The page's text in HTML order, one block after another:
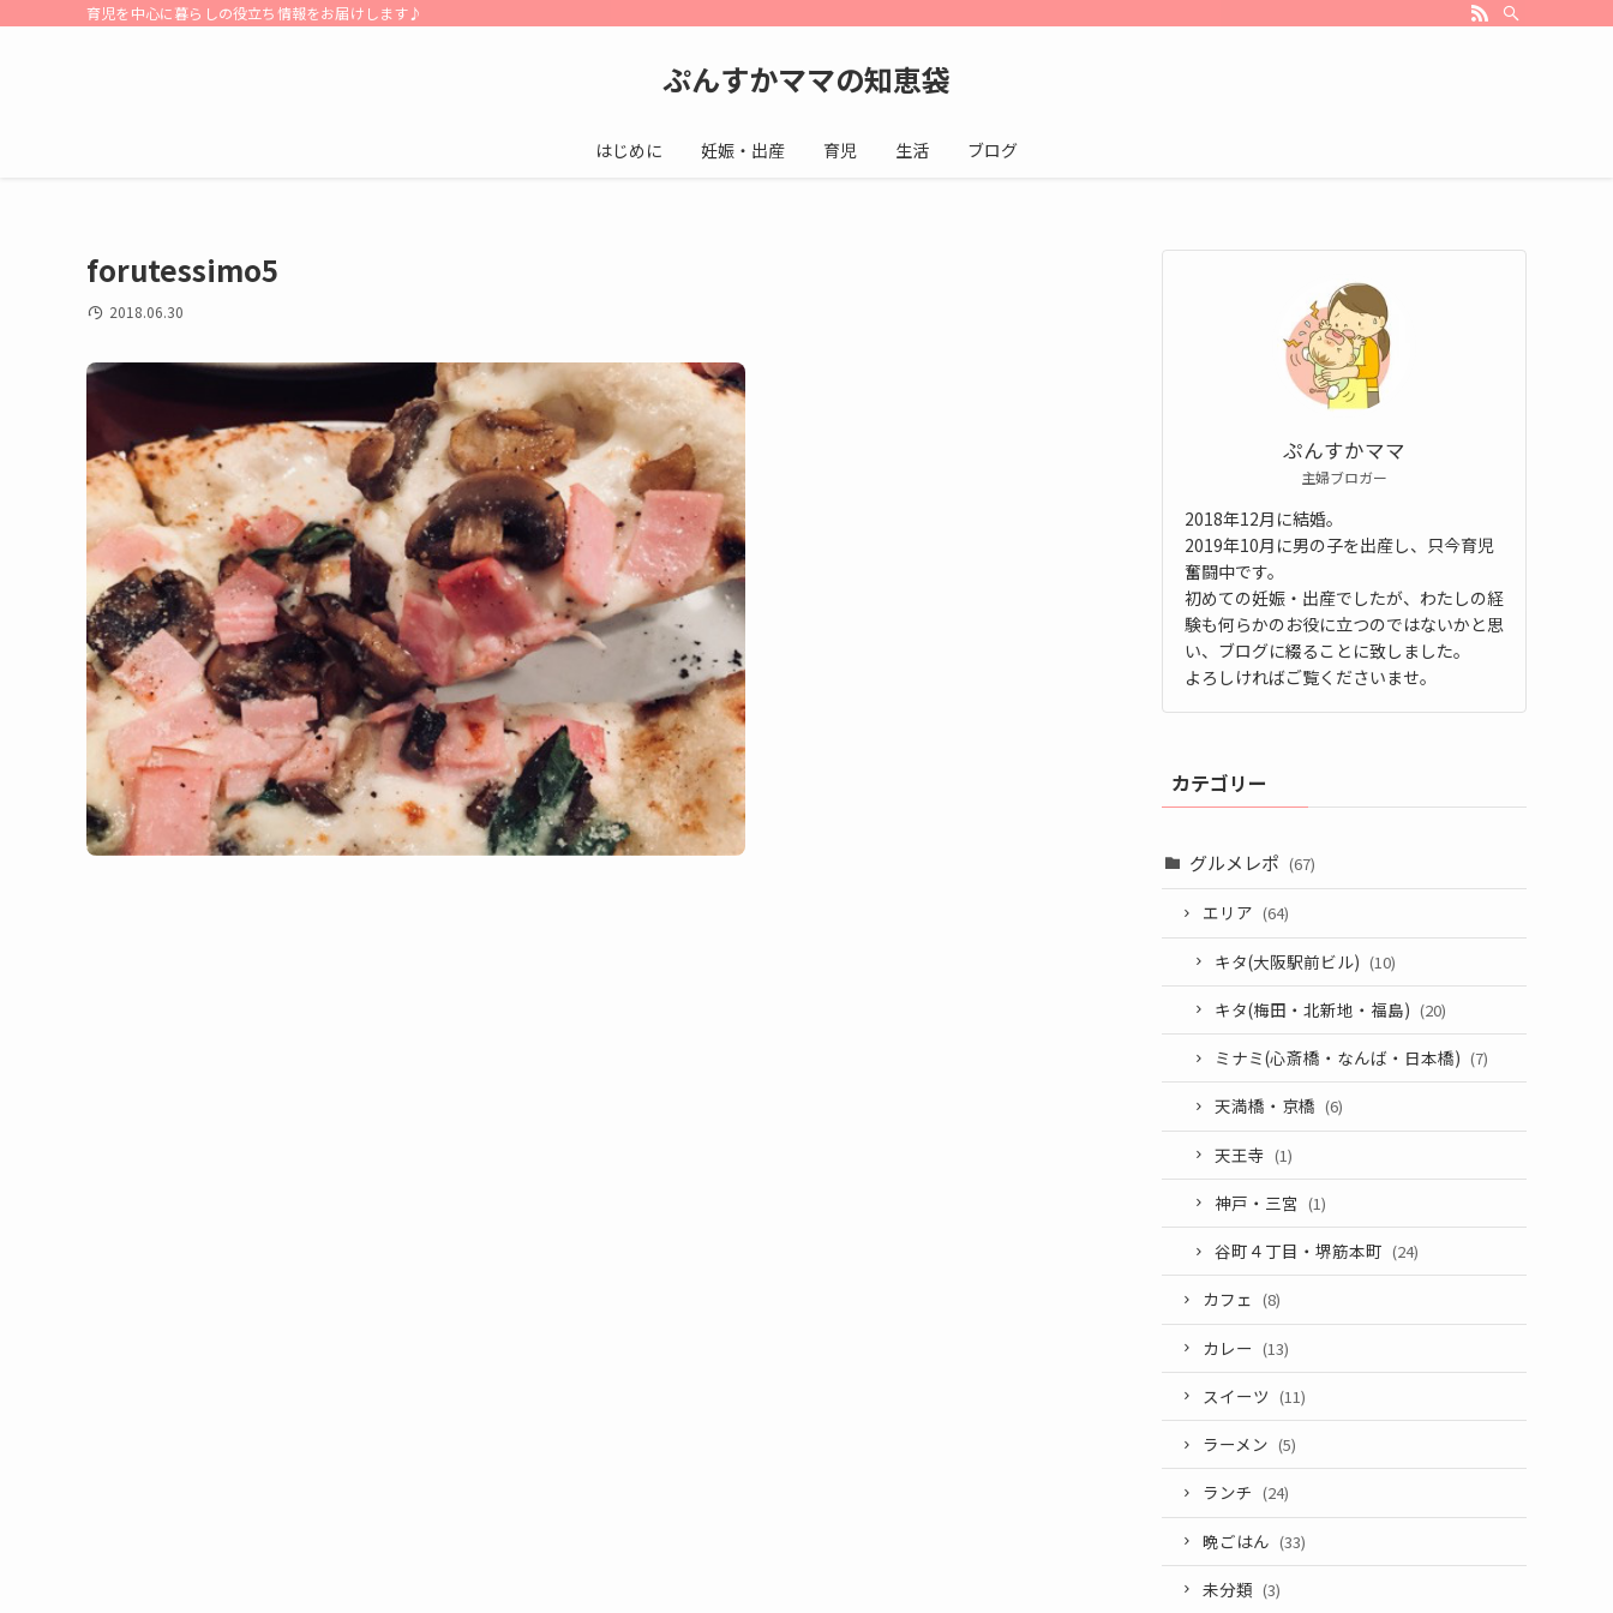
育児を中心に暮らしの役立ち情報をお届けします♪
ぷんすかママの知恵袋
はじめに 妊娠・出産 育児 生活 ブログ
forutessimo5
2018.06.30
ぷんすかママ
主婦ブロガー
2018年12月に結婚。
2019年10月に男の子を出産し、只今育児
奮闘中です。
初めての妊娠・出産でしたが、わたしの経
験も何らかのお役に立つのではないかと思
い、ブログに綴ることに致しました。
よろしければご覧くださいませ。
カテゴリー
グルメレポ (67)
エリア (64)
キタ(大阪駅前ビル) (10)
キタ(梅田・北新地・福島) (20)
ミナミ(心斎橋・なんば・日本橋) (7)
天満橋・京橋 (6)
天王寺 (1)
神戸・三宮 (1)
谷町４丁目・堺筋本町 (24)
カフェ (8)
カレー (13)
スイーツ (11)
ラーメン (5)
ランチ (24)
晩ごはん (33)
未分類 (3)